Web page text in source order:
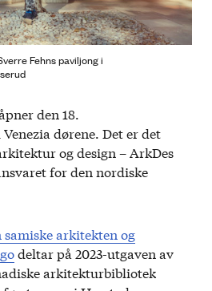
Fehns paviljong i
den 18.
dørene. Det er det
og design – ArkDes
for den nordiske
samiske arkitekten og
deltar på 2023-utgaven av
arkitekturbibliotek